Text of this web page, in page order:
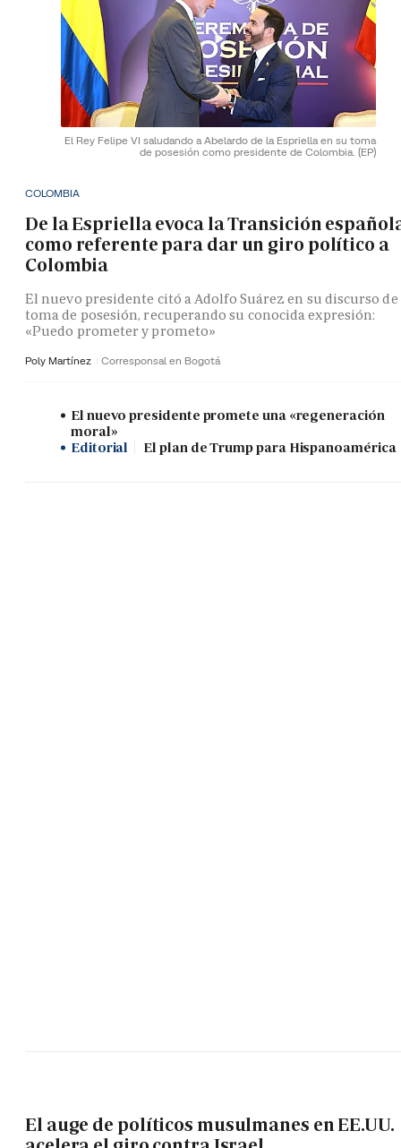
El Rey Felipe VI saludando a Abelardo de la Espriella en su toma
de posesión como presidente de Colombia. (EP)
COLOMBIA
De la Espriella evoca la Transición
como referente para dar un giro político a
Colombia
El nuevo presidente citó a Adolfo Suárez en su discurso de
toma de posesión, recuperando su conocida expresión:
«Puedo prometer y prometo»
Poly Martínez Corresponsal en Bogotá
El nuevo presidente promete una «regeneración
moral»
Editorial
El plan de Trump para Hispanoamérica
El auge de políticos musulmanes en EE.UU.